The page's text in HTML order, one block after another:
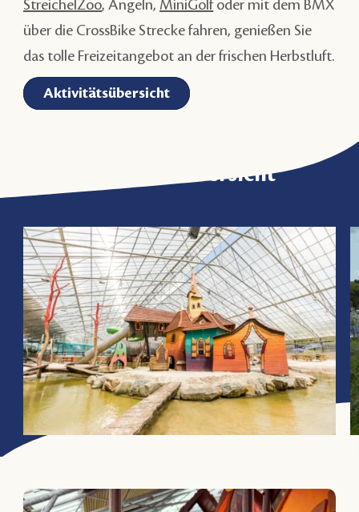
StreichelZoo, Angeln, MiniGolfoder mit dem BMX
über die CrossBike Strecke fahren, genießen Sie
das tolle Freizeitangebot an der frischen Herbstluft.
Aktivitätsübersicht
Aktivitätsübersicht